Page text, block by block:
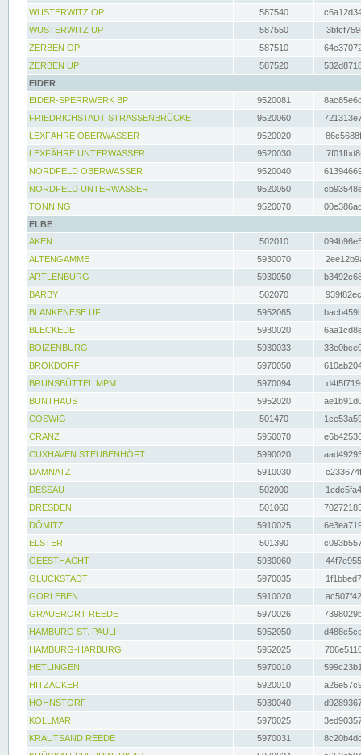
WUSTERWITZ OP
587540
WUSTERWITZ UP
587550
ZERBEN OP
587510
ZERBEN UP
587520
EIDER
EIDER-SPERRWERK BP
9520081
FRIEDRICHSTADT STRASSENBRÜCKE
9520060
LEXFÄHRE OBERWASSER
9520020
LEXFÄHRE UNTERWASSER
9520030
NORDFELD OBERWASSER
9520040
NORDFELD UNTERWASSER
9520050
TÖNNING
9520070
ELBE
AKEN
502010
ALTENGAMME
5930070
ARTLENBURG
5930050
BARBY
502070
BLANKENESE UF
5952065
BLECKEDE
5930020
BOIZENBURG
5930033
BROKDORF
5970050
BRUNSBÜTTEL MPM
5970094
BUNTHAUS
5952020
COSWIG
501470
CRANZ
5950070
CUXHAVEN STEUBENHÖFT
5990020
DAMNATZ
5910030
DESSAU
502000
DRESDEN
501060
DÖMITZ
5910025
ELSTER
501390
GEESTHACHT
5930060
GLÜCKSTADT
5970035
GORLEBEN
5910020
GRAUERORT REEDE
5970026
HAMBURG ST. PAULI
5952050
HAMBURG-HARBURG
5952025
HETLINGEN
5970010
HITZACKER
5920010
HOHNSTORF
5930040
KOLLMAR
5970025
KRAUTSAND REEDE
5970031